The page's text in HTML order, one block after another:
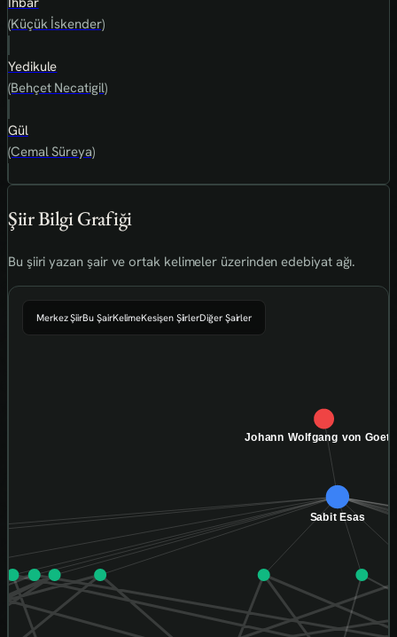
(Küçük İskender)
Yedikule
(Behçet Necatigil)
Gül
(Cemal Süreya)
Şiir Bilgi Grafiği
Bu şiiri yazan şair ve ortak kelimeler üzerinden edebiyat ağı.
Merkez ŞiirBu ŞairKelimeKesişen ŞiirlerDiğer Şairler